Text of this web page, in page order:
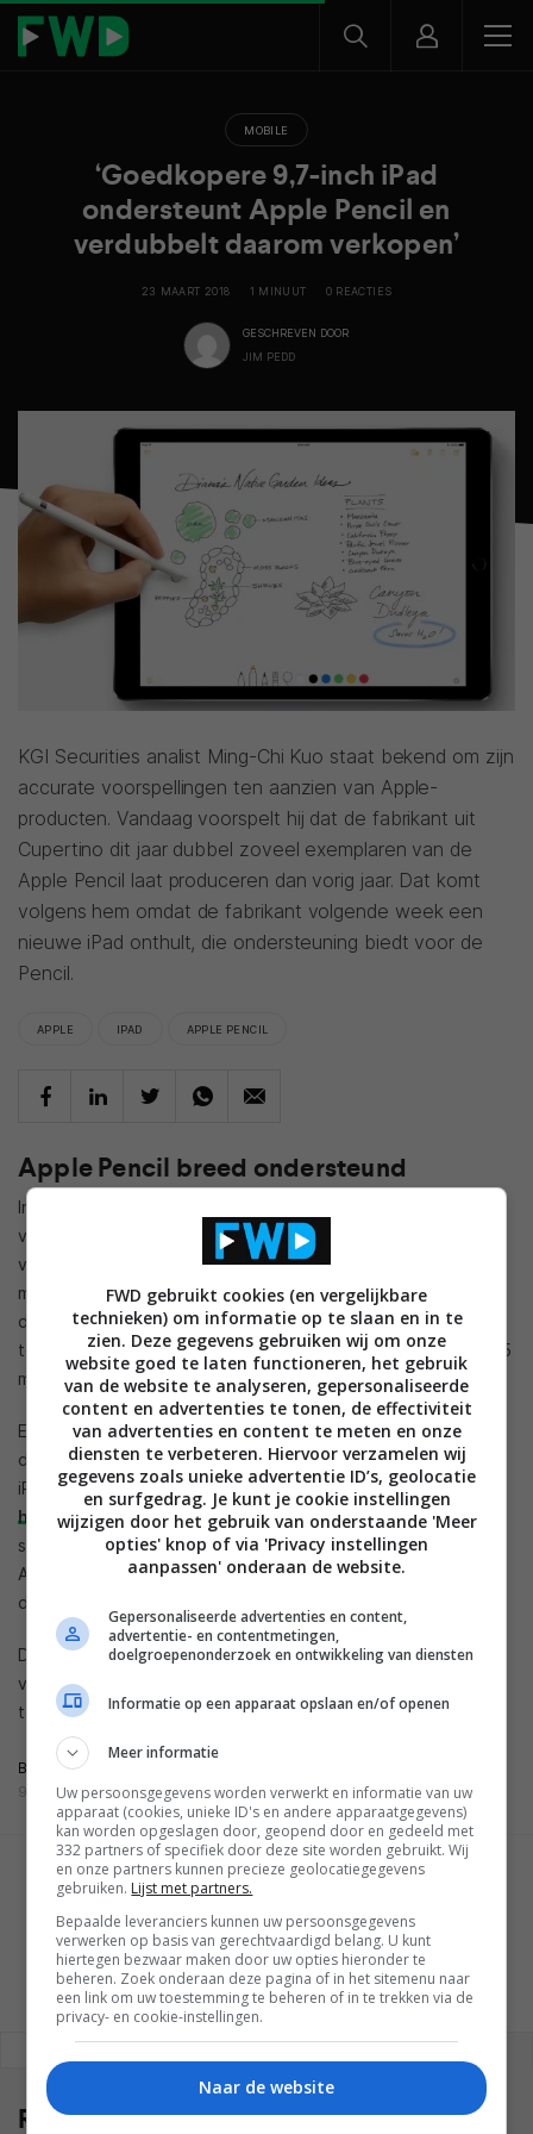
MOBILE
‘Goedkopere 9,7-inch iPad
ondersteunt Apple Pencil en
verdubbelt daarom verkopen’
23 MAART 2018 1 MINUUT 0 REACTIES
GESCHREVEN DOOR
JIM PEDD
KGI Securities analist Ming-Chi Kuo staat bekend om zijn
accurate voorspellingen ten aanzien van Apple-
producten. Vandaag voorspelt hij dat de fabrikant uit
Cupertino dit jaar dubbel zoveel exemplaren van de
Apple Pencil laat produceren dan vorig jaar. Dat komt
volgens hem omdat de fabrikant volgende week een
nieuwe iPad onthult, die ondersteuning biedt voor de
Pencil.
APPLE IPAD APPLE PENCIL
Apple Pencil breed ondersteund
In Kuo’s rapportage lezen we vooral dat fabrikanten van
verschillende onderdelen die nodig zijn voor de Pencil, hier
voordeel uit zullen halen. Er zullen volgens de analist veel
meer exemplaren van gemaakt en geleverd worden, allemaal
door die extra ondersteuning. Zelf gaat Kuo uit van negen
tot tien miljoen exemplaren, waar dat er vorig jaar vier tot 4,5
miljoen waren.
Eerdere modellen van de iPad boden al ondersteuning voor
de Pencil, maar dat Apple volgende week een goedkopere
iPad zou lanceren helpt. Dat apparaat zou naar het schijnt
hooguit driehonderd eurogaan kosten en toch mooie
specificaties omvatten. Precies die combinatie maakt dat
Apple er vanuit gaat dat meer mensen de iPad kopen en
daardoor ook meer mensen een tekenpen willen hebben.
De 9,7-inch iPad die volgende week gelanceerd wordt zal
volgens KGI goed zijn voor zo’n zeventig procent van de
totale verkopen van Apple-tablets in 2018.
BRON
9TO5MAC
GESCHREVEN DOOR
JIM PEDD
Reacties(0)
FWD gebruikt cookies (en vergelijkbare
technieken) om informatie op te slaan en in te
zien. Deze gegevens gebruiken wij om onze
website goed te laten functioneren, het gebruik
van de website te analyseren, gepersonaliseerde
content en advertenties te tonen, de effectiviteit
van advertenties en content te meten en onze
diensten te verbeteren. Hiervoor verzamelen wij
gegevens zoals unieke advertentie ID’s, geolocatie
en surfgedrag. Je kunt je cookie instellingen
wijzigen door het gebruik van onderstaande 'Meer
opties' knop of via 'Privacy instellingen
aanpassen' onderaan de website.
Gepersonaliseerde advertenties en content,
advertentie- en contentmetingen,
doelgroepenonderzoek en ontwikkeling van diensten
Informatie op een apparaat opslaan en/of openen
Meer informatie
Uw persoonsgegevens worden verwerkt en informatie van uw
apparaat (cookies, unieke ID's en andere apparaatgegevens)
kan worden opgeslagen door, geopend door en gedeeld met
332 partners of specifiek door deze site worden gebruikt. Wij
en onze partners kunnen precieze geolocatiegegevens
gebruiken. Lijst met partners.
Bepaalde leveranciers kunnen uw persoonsgegevens
verwerken op basis van gerechtvaardigd belang. U kunt
hiertegen bezwaar maken door uw opties hieronder te
beheren. Zoek onderaan deze pagina of in het sitemenu naar
een link om uw toestemming te beheren of in te trekken via de
privacy- en cookie-instellingen.
Naar de website